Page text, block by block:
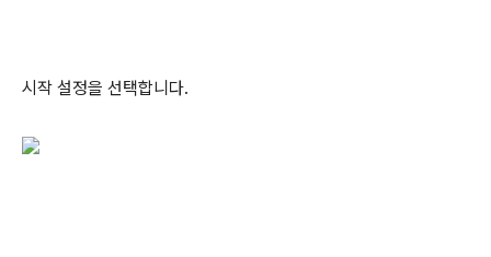
시작 설정을 선택합니다.